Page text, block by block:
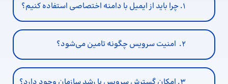
۱. چرا باید از ایمیل با دامنه اختصاصی استفاده کنیم؟
۲. امنیت سرویس چگونه تامین می‌شود؟